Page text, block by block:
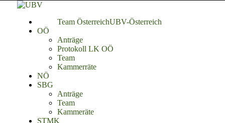
UBV-Österreich
Team Österreich
OÖ
Anträge
Protokoll LK OÖ
Team
Kammerräte
NÖ
SBG
Anträge
Team
Kammeräte
STMK